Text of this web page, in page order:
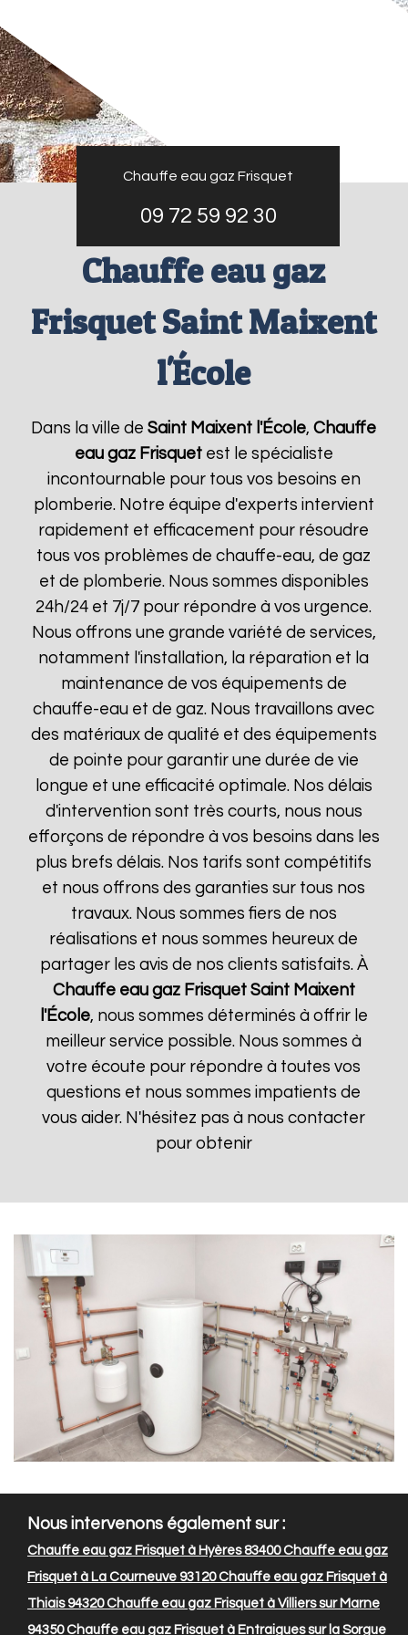
Chauffe eau gaz Frisquet
09 72 59 92 30
Chauffe eau gaz
Frisquet Saint Maixent
l'École
Dans la ville deSaint Maixent l'École,Chauffe
eau gaz Frisquetest le spécialiste
incontournable pour tous vos besoins en
plomberie. Notre équipe d'experts intervient
rapidement et efficacement pour résoudre
tous vos problèmes de chauffe-eau, de gaz
et de plomberie. Nous sommes disponibles
24h/24 et 7j/7 pour répondre à vos urgence.
Nous offrons une grande variété de services,
notamment l'installation, la réparation et la
maintenance de vos équipements de
chauffe-eau et de gaz. Nous travaillons avec
des matériaux de qualité et des équipements
de pointe pour garantir une durée de vie
longue et une efficacité optimale. Nos délais
d'intervention sont très courts, nous nous
efforçons de répondre à vos besoins dans les
plus brefs délais. Nos tarifs sont compétitifs
et nous offrons des garanties sur tous nos
travaux. Nous sommes fiers de nos
réalisations et nous sommes heureux de
partager les avis de nos clients satisfaits. À
Chauffe eau gaz Frisquet Saint Maixent
l'École, nous sommes déterminés à offrir le
meilleur service possible. Nous sommes à
votre écoute pour répondre à toutes vos
questions et nous sommes impatients de
vous aider. N'hésitez pas à nous contacter
pour obtenir
Nous intervenons également sur :
Chauffe eau gaz Frisquet à Hyères 83400Chauffe eau gaz
Frisquet à La Courneuve 93120Chauffe eau gaz Frisquet à
Thiais 94320Chauffe eau gaz Frisquet à Villiers sur Marne
94350Chauffe eau gaz Frisquet à Entraigues sur la Sorgue